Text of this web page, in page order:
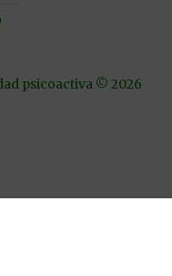
psicoactiva © 2026